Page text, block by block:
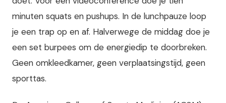
minuten squats en pushups. In de lunchpauze loop
je een trap op en af. Halverwege de middag doe je
een set burpees om de energiedip te doorbreken.
Geen omkleedkamer, geen verplaatsingstijd, geen
sporttas.